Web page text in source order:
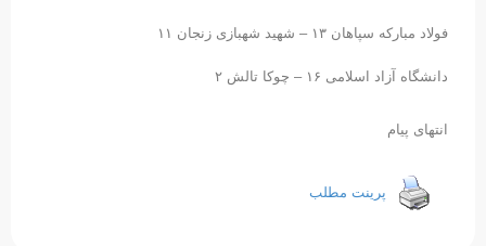
فولاد مبارکه سپاهان ۱۳ – شهید شهبازی زنجان ۱۱
دانشگاه آزاد اسلامی ۱۶ – چوکا تالش ۲
انتهای پیام
پرینت مطلب